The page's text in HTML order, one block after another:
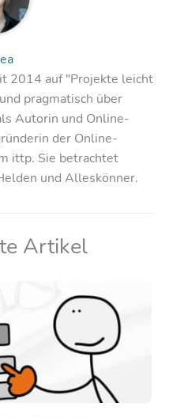
2014 auf "Projekte leicht
pragmatisch über
Autorin und Online-
der Online-
ittp. Sie betrachtet
und Alleskönner.
Artikel